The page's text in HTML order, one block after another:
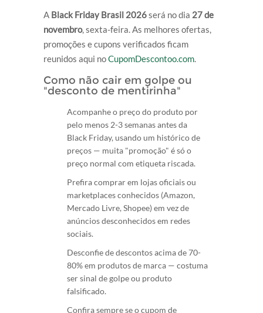
A Black Friday Brasil 2026será no dia 27 de
novembro, sexta-feira. As melhores ofertas,
promoções e cupons verificados ficam
reunidos aqui noCupomDescontoo.com.
Como não cair em golpe ou
"desconto de mentirinha"
Acompanhe o preço do produto por
pelo menos 2-3 semanas antes da
Black Friday, usando um histórico de
preços — muita "promoção" é só o
preço normal com etiqueta riscada.
Prefira comprar em lojas oficiais ou
marketplaces conhecidos (Amazon,
Mercado Livre, Shopee) em vez de
anúncios desconhecidos em redes
sociais.
Desconfie de descontos acima de 70-
80% em produtos de marca — costuma
ser sinal de golpe ou produto
falsificado.
Confira sempre se o cupom de